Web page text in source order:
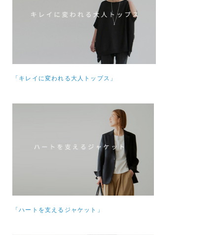
「キレイに変われる大人トップス」
「ハートを支えるジャケット」